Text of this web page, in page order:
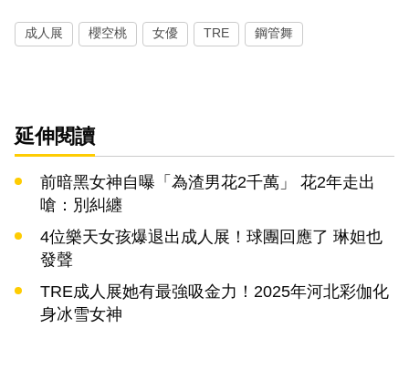
成人展 櫻空桃 女優 TRE 鋼管舞
延伸閱讀
前暗黑女神自曝「為渣男花2千萬」 花2年走出
嗆：別糾纏
4位樂天女孩爆退出成人展！球團回應了 琳妲也
發聲
TRE成人展她有最強吸金力！2025年河北彩伽化
身冰雪女神